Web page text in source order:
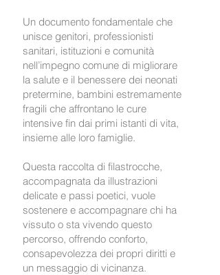
Un documento fondamentale che
unisce genitori, professionisti
sanitari, istituzioni e comunità
nell’impegno comune di migliorare
la salute e il benessere dei neonati
pretermine, bambini estremamente
fragili che affrontano le cure
intensive fin dai primi istanti di vita,
insieme alle loro famiglie.
Questa raccolta di filastrocche,
accompagnata da illustrazioni
delicate e passi poetici, vuole
sostenere e accompagnare chi ha
vissuto o sta vivendo questo
percorso, offrendo conforto,
consapevolezza dei propri diritti e
un messaggio di vicinanza.